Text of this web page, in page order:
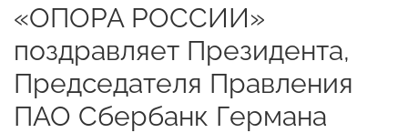
«ОПОРА РОССИИ»
поздравляет Президента,
Председателя Правления
ПАО Сбербанк Германа